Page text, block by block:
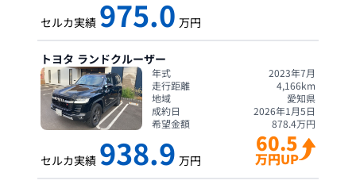
セルカ実績 975.0 万円
トヨタ ランドクルーザー
年式
2023年7月
走行距離
4,166km
地域
愛知県
成約日
2026年1月5日
希望金額
878.4万円
セルカ実績 938.9 万円
60.5
万円UP